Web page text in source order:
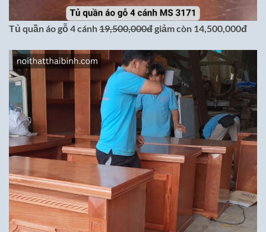
Tủ quần áo gỗ 4 cánh19,500,000đgiảm còn 14,500,000đ